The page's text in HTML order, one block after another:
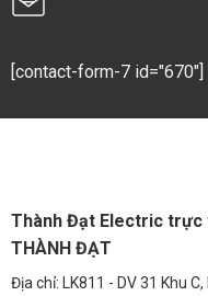
kiệm đến 70% điện
kể. Tuổi thọ cao (trên
gồm điện năng và bảo
Sân Cỏ Nhân Tạo
Chiếu sáng sân bóng
trong trường học nhỏ.
[contact-form-7 id="670"]
Thành Đạt Electric trực
THÀNH ĐẠT
Địa chỉ: LK811 - DV 31 Khu